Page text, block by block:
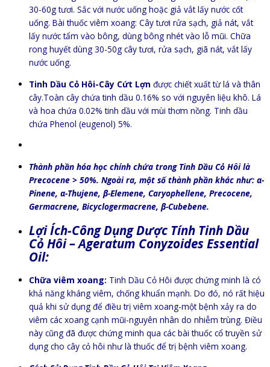
30-60g tươi. Sắc với nước uống hoặc giả vắt lấy nước cốt
uống. Bài thuốc viêm xoang: Cây tươi rửa sạch, giả nát, vắt
lấy nước tẩm vào bông, dùng bông nhét vào lỗ mũi. Chữa
rong huyết dùng 30-50g cây tươi, rửa sạch, giã nát, vắt lấy
nước uống.
Tinh Dầu Cỏ Hôi-Cây Cứt Lợn được chiết xuất từ lá và thân
cây.Toàn cây chứa tinh dầu 0.16% so với nguyên liệu khô. Lá
và hoa chứa 0.02% tinh dầu với mùi thơm nồng. Tinh dầu
chứa Phenol (eugenol) 5%.
Thành phần hóa học chính chứa trong Tinh Dầu Cỏ Hôi là
Precocene > 50%. Ngoài ra, một số thành phần khác như: α-
Pinene, α-Thujene, β-Elemene, Caryophellene, Precocene,
Germacrene, Bicyclogermacrene, β-Cubebene.
Lợi Ích-Công Dụng Dược Tính Tinh Dầu
Cỏ Hôi – Ageratum Conyzoides Essential
Oil:
Chữa viêm xoang: Tinh Dầu Cỏ Hôi được chứng minh là có
khả năng kháng viêm, chống khuẩn mạnh. Do đó, nó rất hiệu
quả khi sử dụng để điều trị viêm xoang-một bệnh xảy ra do
viêm các xoang cạnh mũi-nguyên nhân do nhiễm trùng. Điều
này cũng đã được chứng minh qua các bài thuốc cổ truyền sử
dụng cho cây cỏ hôi như là thuốc để trị bệnh viêm xoang.